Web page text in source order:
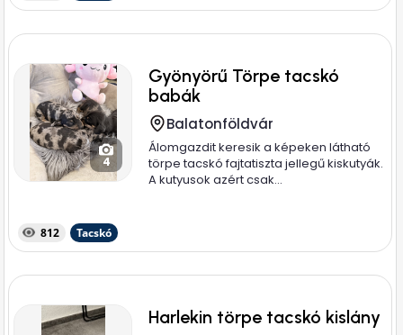
4
Gyönyörű Törpe tacskó
babák
Balatonföldvár
Álomgazdit keresik a képeken látható
törpe tacskó fajtatiszta jellegű kiskutyák.
A kutyusok azért csak...
812 Tacskó
Harlekin törpe tacskó kislány